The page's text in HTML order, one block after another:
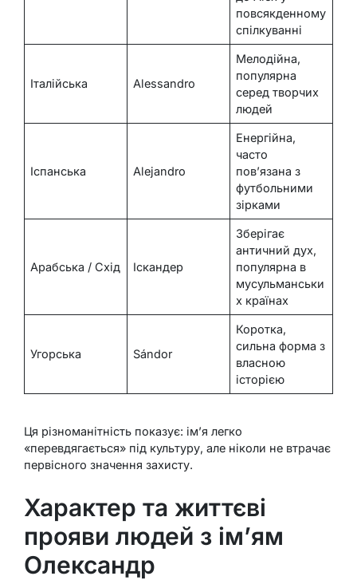
повсякденному
спілкуванні
Італійська Alessandro
Мелодійна,
популярна
серед творчих
людей
Іспанська Alejandro
Енергійна,
часто
пов’язана з
футбольними
зірками
Арабська / Схід Іскандер
Зберігає
античний дух,
популярна в
мусульманськи
х країнах
Угорська Sándor
Коротка,
сильна форма з
власною
історією
Ця різноманітність показує: ім’я легко
«перевдягається» під культуру, але ніколи не втрачає
первісного значення захисту.
Характер та життєві
прояви людей з ім’ям
Олександр